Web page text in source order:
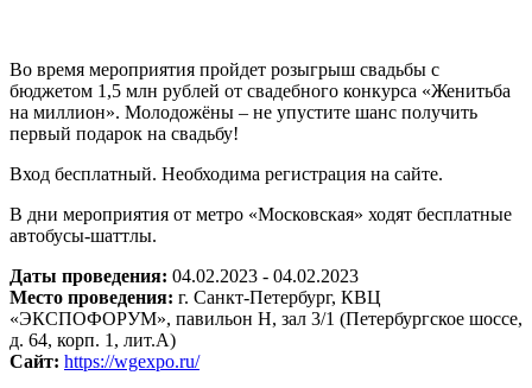
Во время мероприятия пройдет розыгрыш свадьбы с
бюджетом 1,5 млн рублей от свадебного конкурса «Женитьба
на миллион». Молодожёны ‒ не упустите шанс получить
первый подарок на свадьбу!
Вход бесплатный. Необходима регистрация на сайте.
В дни мероприятия от метро «Московская» ходят бесплатные
автобусы-шаттлы.
Даты проведения: 04.02.2023 - 04.02.2023
Место проведения: г. Санкт-Петербург, КВЦ
«ЭКСПОФОРУМ», павильон Н, зал 3/1 (Петербургское шоссе,
д. 64, корп. 1, лит.А)
Сайт: https://wgexpo.ru/